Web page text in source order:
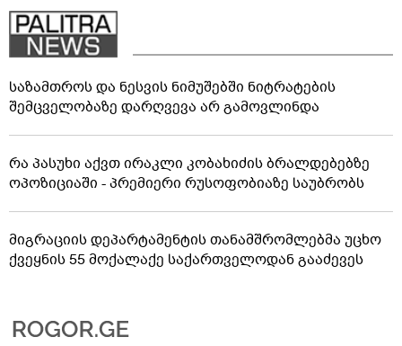
საზამთროს და ნესვის ნიმუშებში ნიტრატების
შემცველობაზე დარღვევა არ გამოვლინდა
რა პასუხი აქვთ ირაკლი კობახიძის ბრალდებებზე
ოპოზიციაში - პრემიერი რუსოფობიაზე საუბრობს
მიგრაციის დეპარტამენტის თანამშრომლებმა უცხო
ქვეყნის 55 მოქალაქე საქართველოდან გააძევეს